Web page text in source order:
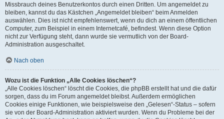
Missbrauch deines Benutzerkontos durch einen Dritten. Um angemeldet zu
bleiben, kannst du das Kästchen „Angemeldet bleiben“ beim Anmelden
auswählen. Dies ist nicht empfehlenswert, wenn du dich an einem öffentlichen
Computer, zum Beispiel in einem Internetcafé, befindest. Wenn diese Option
nicht zur Verfügung steht, dann wurde sie vermutlich von der Board-
Administration ausgeschaltet.
Nach oben
Wozu ist die Funktion „Alle Cookies löschen“?
„Alle Cookies löschen“ löscht die Cookies, die phpBB erstellt hat und die dafür
sorgen, dass du im Forum angemeldet bleibst. Außerdem ermöglichen
Cookies einige Funktionen, wie beispielsweise den „Gelesen“-Status – sofern
sie von der Board-Administration aktiviert wurden. Wenn du Probleme bei der